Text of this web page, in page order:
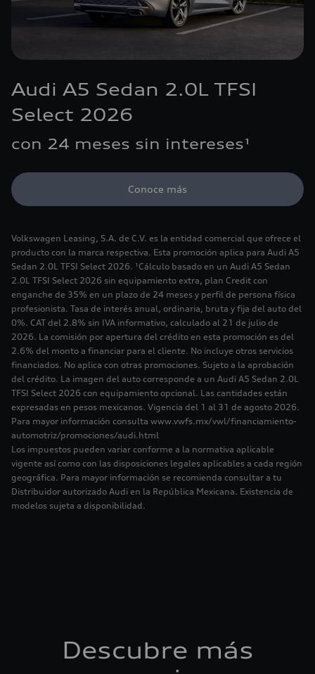
Audi A5 Sedan 2.0L TFSI
Select 2026
con 24 meses sin intereses¹
Conoce más
Volkswagen Leasing, S.A. de C.V. es la entidad comercial que ofrece el
producto con la marca respectiva. Esta promoción aplica para Audi A5
Sedan 2.0L TFSI Select 2026. ¹Cálculo basado en un Audi A5 Sedan
2.0L TFSI Select 2026 sin equipamiento extra, plan Credit con
enganche de 35% en un plazo de 24 meses y perfil de persona física
profesionista. Tasa de interés anual, ordinaria, bruta y fija del auto del
0%. CAT del 2.8% sin IVA informativo, calculado al 21 de julio de
2026. La comisión por apertura del crédito en esta promoción es del
2.6% del monto a financiar para el cliente. No incluye otros servicios
financiados. No aplica con otras promociones. Sujeto a la aprobación
del crédito. La imagen del auto corresponde a un Audi A5 Sedan 2.0L
TFSI Select 2026 con equipamiento opcional. Las cantidades están
expresadas en pesos mexicanos. Vigencia del 1 al 31 de agosto 2026.
Para mayor información consulta www.vwfs.mx/vwl/financiamiento-
automotriz/promociones/audi.html
Los impuestos pueden variar conforme a la normativa aplicable
vigente así como con las disposiciones legales aplicables a cada región
geográfica. Para mayor información se recomienda consultar a tu
Distribuidor autorizado Audi en la República Mexicana. Existencia de
modelos sujeta a disponibilidad.
Descubre más